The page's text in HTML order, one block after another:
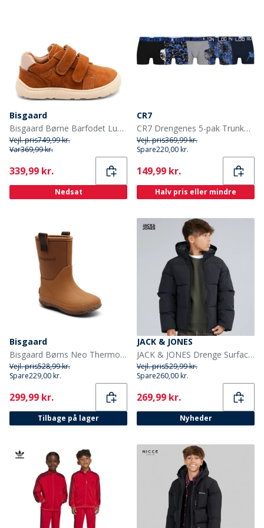
Bisgaard
Bisgaard Børne Barfodet Luna Sko Cacao
Vejl. pris749,99 kr.
Var369,99 kr.
Current
339,99 kr.
Nedsat
CR7
CR7 Drengenes 5-pak Trunker Multifarvet
Vejl. pris369,99 kr.
Spare220,00 kr.
Current
149,99 kr.
Halv pris eller mindre
Bisgaard
Bisgaard Børns Neo Thermo Gummistøvler Kamel
Vejl. pris528,99 kr.
Spare229,00 kr.
Current
299,99 kr.
Tilbage på lager
JACK & JONES
JACK & JONES Drenge Surface Puffer Jakke Sort
Vejl. pris529,99 kr.
Spare260,00 kr.
Current
269,99 kr.
Nyheder